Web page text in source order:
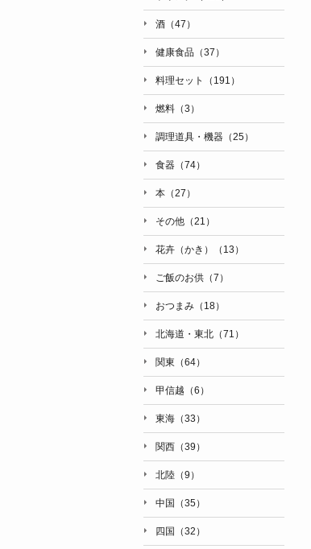
酒（47）
健康食品（37）
料理セット（191）
燃料（3）
調理道具・機器（25）
食器（74）
本（27）
その他（21）
花卉（かき）（13）
ご飯のお供（7）
おつまみ（18）
北海道・東北（71）
関東（64）
甲信越（6）
東海（33）
関西（39）
北陸（9）
中国（35）
四国（32）